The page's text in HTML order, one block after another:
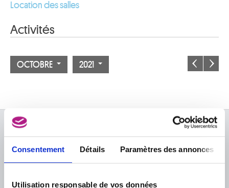
Consentement Détails Paramètres des annonces
Utilisation responsable de vos données
Location des salles
Activités
OCTOBRE 2021
Publications